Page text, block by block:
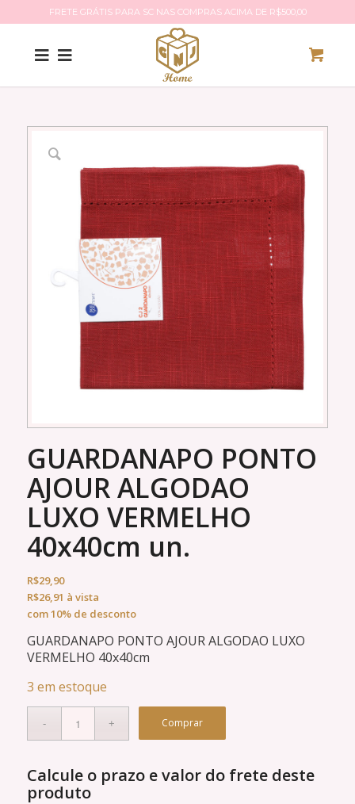
FRETE GRÁTIS PARA SC NAS COMPRAS ACIMA DE R$500,00
GUARDANAPO PONTO
AJOUR ALGODAO
LUXO VERMELHO
40x40cm un.
R$29,90
R$26,91 à vista
com 10% de desconto
GUARDANAPO PONTO AJOUR ALGODAO LUXO
VERMELHO 40x40cm
3 em estoque
Comprar
Calcule o prazo e valor do frete deste
produto